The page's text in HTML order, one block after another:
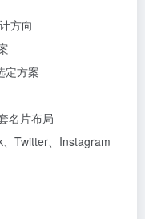
方向
定方案
名片布局
Twitter、Instagram